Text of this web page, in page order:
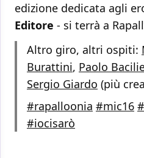
edizione dedicata agli
Editore - si terrà a
Altro giro, altri ospiti:
Burattini, Paolo
Sergio Giardo (più
#rapalloonia #mic16
#iocisarò